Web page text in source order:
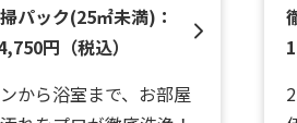
パック(25㎡未満)：
円（税込）
から浴室まで、お部屋